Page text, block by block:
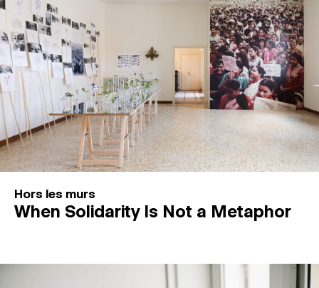
Hors les murs
When Solidarity Is Not a Metaphor